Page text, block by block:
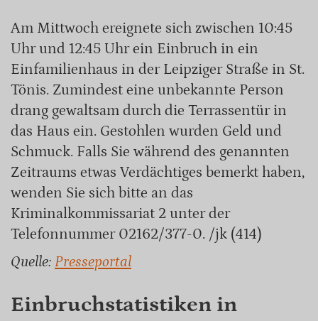
Am Mittwoch ereignete sich zwischen 10:45
Uhr und 12:45 Uhr ein Einbruch in ein
Einfamilienhaus in der Leipziger Straße in St.
Tönis. Zumindest eine unbekannte Person
drang gewaltsam durch die Terrassentür in
das Haus ein. Gestohlen wurden Geld und
Schmuck. Falls Sie während des genannten
Zeitraums etwas Verdächtiges bemerkt haben,
wenden Sie sich bitte an das
Kriminalkommissariat 2 unter der
Telefonnummer 02162/377-0. /jk (414)
Quelle: Presseportal
Einbruchstatistiken in